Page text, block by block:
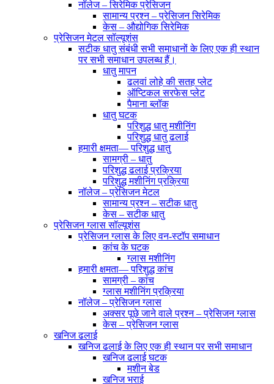
नॉलेज – सिरेमिक प्रेसिजन
सामान्य प्रश्न – प्रेसिजन सिरेमिक
केस – औद्योगिक सिरेमिक
प्रेसिजन मेटल सॉल्यूशंस
सटीक धातु संबंधी सभी समाधानों के लिए एक ही स्थान
पर सभी समाधान उपलब्ध हैं।
धातु मापन
ढलवां लोहे की सतह प्लेट
ऑप्टिकल सरफेस प्लेट
पैमाना ब्लॉक
धातु घटक
परिशुद्ध धातु मशीनिंग
परिशुद्ध धातु ढलाई
हमारी क्षमता— परिशुद्ध धातु
सामग्री – धातु
परिशुद्ध ढलाई प्रक्रिया
परिशुद्ध मशीनिंग प्रक्रिया
नॉलेज – प्रेसिजन मेटल
सामान्य प्रश्न – सटीक धातु
केस – सटीक धातु
प्रेसिजन ग्लास सॉल्यूशंस
प्रेसिजन ग्लास के लिए वन-स्टॉप समाधान
कांच के घटक
ग्लास मशीनिंग
हमारी क्षमता— परिशुद्ध कांच
सामग्री – कांच
ग्लास मशीनिंग प्रक्रिया
नॉलेज – प्रेसिजन ग्लास
अक्सर पूछे जाने वाले प्रश्न – प्रेसिजन ग्लास
केस – प्रेसिजन ग्लास
खनिज ढलाई
खनिज ढलाई के लिए एक ही स्थान पर सभी समाधान
खनिज ढलाई घटक
मशीन बेड
खनिज भराई